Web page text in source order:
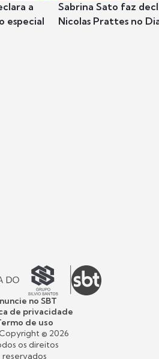
a
especial
Sabrina Sato faz
Nicolas Prattes no
no SBT
de privacidade
de uso
© 2026
os direitos
reservados